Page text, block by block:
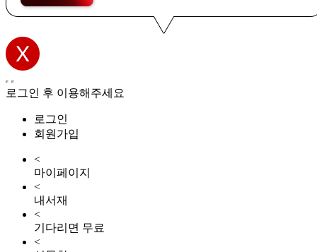
로그인 후 이용해주세요
로그인
회원가입
<
마이페이지
<
내서재
<
기다리면 무료
<